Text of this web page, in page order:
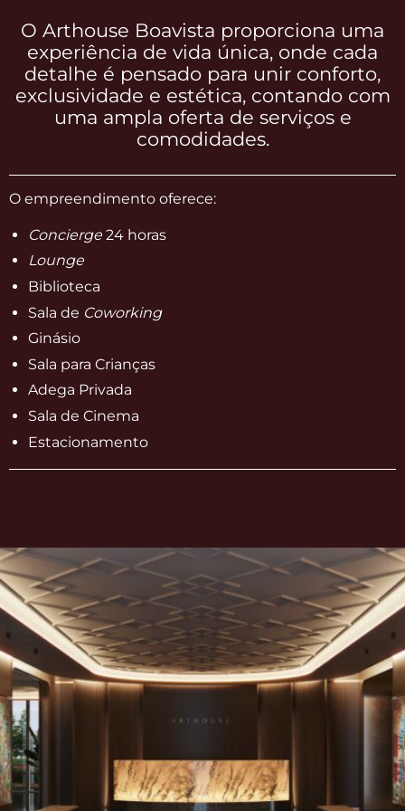
O Arthouse Boavista proporciona uma
experiência de vida única, onde cada
detalhe é pensado para unir conforto,
exclusividade e estética, contando com
uma ampla oferta de serviços e
comodidades.
O empreendimento oferece:
Concierge24 horas
Lounge
Biblioteca
Sala de Coworking
Ginásio
Sala para Crianças
Adega Privada
Sala de Cinema
Estacionamento